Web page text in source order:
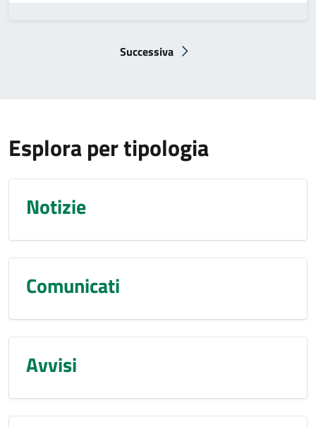
Pagina successiva
Successiva
Esplora per tipologia
Notizie
Comunicati
Avvisi